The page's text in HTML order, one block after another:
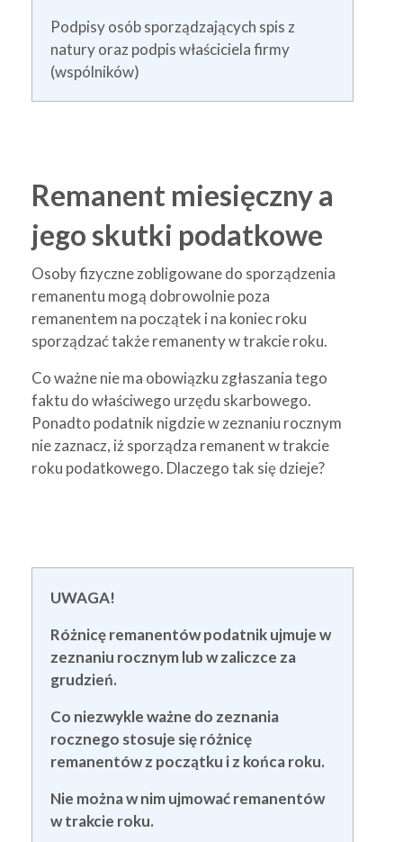
Podpisy osób sporządzających spis z
natury oraz podpis właściciela firmy
(wspólników)
Remanent miesięczny a
jego skutki podatkowe
Osoby fizyczne zobligowane do sporządzenia
remanentu mogą dobrowolnie poza
remanentem na początek i na koniec roku
sporządzać także remanenty w trakcie roku.
Co ważne nie ma obowiązku zgłaszania tego
faktu do właściwego urzędu skarbowego.
Ponadto podatnik nigdzie w zeznaniu rocznym
nie zaznacz, iż sporządza remanent w trakcie
roku podatkowego. Dlaczego tak się dzieje?
UWAGA!
Różnicę remanentów podatnik ujmuje w
zeznaniu rocznym lub w zaliczce za
grudzień.
Co niezwykle ważne do zeznania
rocznego stosuje się różnicę
remanentów z początku i z końca roku.
Nie można w nim ujmować remanentów
w trakcie roku.